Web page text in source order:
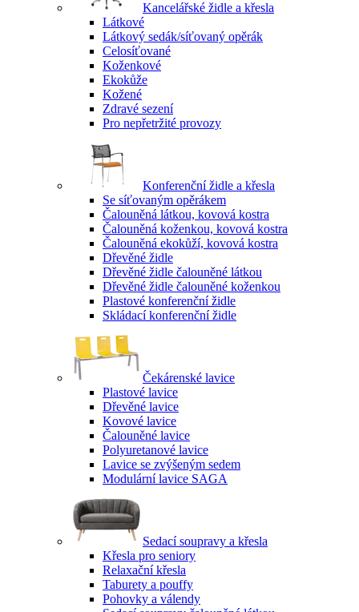
Kancelářské židle a křesla
Látkové
Látkový sedák/síťovaný opěrák
Celosíťované
Koženkové
Ekokůže
Kožené
Zdravé sezení
Pro nepřetržité provozy
Konferenční židle a křesla
Se síťovaným opěrákem
Čalouněná látkou, kovová kostra
Čalouněná koženkou, kovová kostra
Čalouněná ekokůží, kovová kostra
Dřevěné židle
Dřevěné židle čalouněné látkou
Dřevěné židle čalouněné koženkou
Plastové konferenční židle
Skládací konferenční židle
Čekárenské lavice
Plastové lavice
Dřevěné lavice
Kovové lavice
Čalouněné lavice
Polyuretanové lavice
Lavice se zvýšeným sedem
Modulární lavice SAGA
Sedací soupravy a křesla
Křesla pro seniory
Relaxační křesla
Taburety a pouffy
Pohovky a válendy